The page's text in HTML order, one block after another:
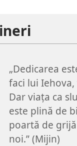
„Dedicarea
faci lui
Dar viața ca
este plină de
poartă de
noi.” (Mijin)